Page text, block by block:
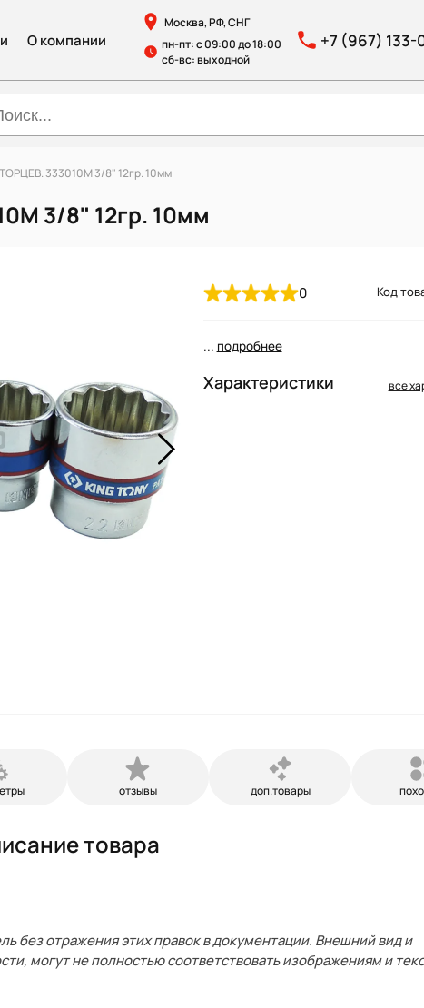
О компании
Москва, РФ, СНГ
пн-пт: с 09:00 до 18:00
сб-вс: выходной
+7 (967) 133-
333010M 3/8" 12гр. 10мм
3/8" 12гр. 10мм
0 Код
... подробнее
Характеристики все
отзывы доп.товары
товара
без отражения этих правок в документации. Внешний вид и
могут не полностью соответствовать изображениям и